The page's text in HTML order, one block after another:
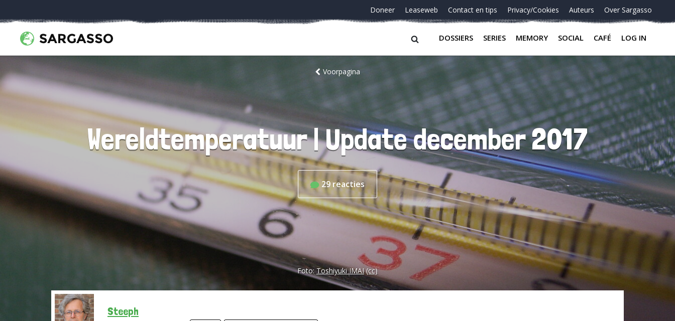
Doneer Leaseweb Contact en tips Privacy/Cookies Auteurs Over Sargasso
DOSSIERS SERIES MEMORY SOCIAL CAFÉ LOG IN
Voorpagina
Wereldtemperatuur | Update december 2017
29 reacties
Foto:Toshiyuki IMAI (cc)
Steeph